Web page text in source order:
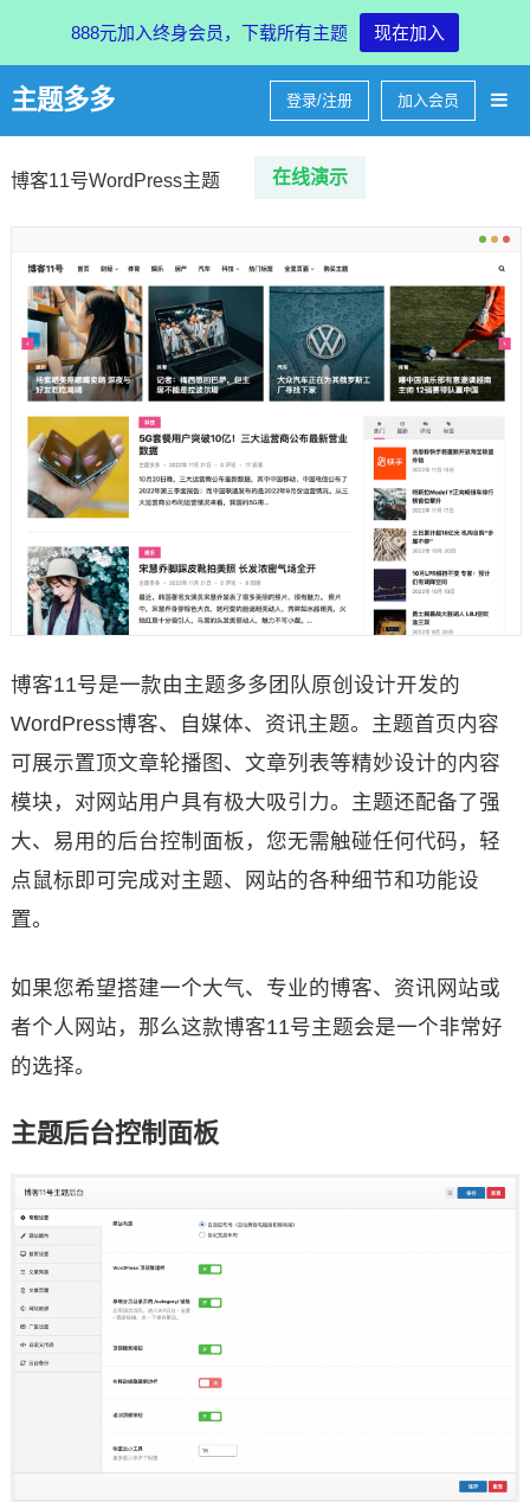
主题多多 登录/注册 加入会员
博客11号WordPress主题 在线演示
博客11号是一款由主题多多团队原创设计开发的
WordPress博客、自媒体、资讯主题。主题首页内容
可展示置顶文章轮播图、文章列表等精妙设计的内容
模块，对网站用户具有极大吸引力。主题还配备了强
大、易用的后台控制面板，您无需触碰任何代码，轻
点鼠标即可完成对主题、网站的各种细节和功能设
置。
如果您希望搭建一个大气、专业的博客、资讯网站或
者个人网站，那么这款博客11号主题会是一个非常好
的选择。
主题后台控制面板
888元加入终身会员，下载所有主题 现在加入